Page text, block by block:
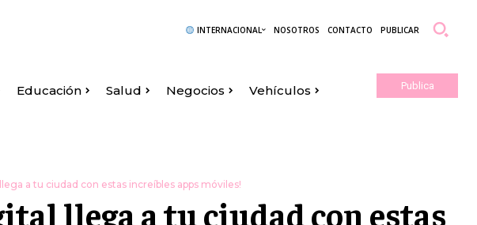
INTERNACIONAL NOSOTROS CONTACTO PUBLICAR
Educación Salud Negocios Vehículos Publica
a tu ciudad con estas increíbles apps móviles!
llega a tu ciudad con estas